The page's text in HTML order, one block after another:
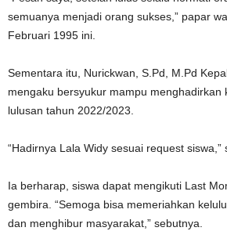
semuanya menjadi orang sukses,” papar
Februari 1995 ini.
Sementara itu, Nurickwan, S.Pd, M.Pd
mengaku bersyukur mampu menghadirkan
lulusan tahun 2022/2023.
“Hadirnya Lala Widy sesuai request siswa,”
Ia berharap, siswa dapat mengikuti Last
gembira. “Semoga bisa memeriahkan
dan menghibur masyarakat,” sebutnya.